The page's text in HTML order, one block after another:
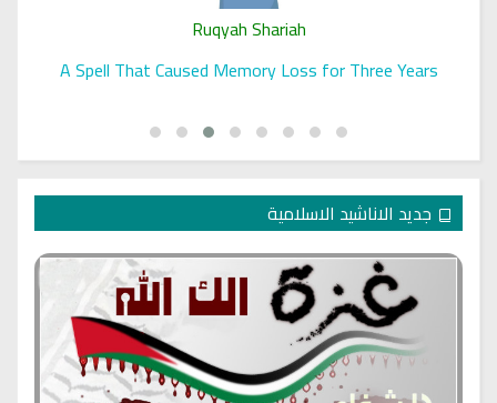
Ruqyah Shariah
A Spell That Caused Memory Loss for Three Years
جديد الاناشيد الاسلامية